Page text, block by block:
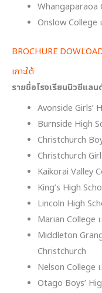
Whangaparaoa
Onslow College
BROCHURE
เกาะใต้
รายชื่อโรงเรียนนิวซีแลน
Avonside Girls’
Burnside High
Christchurch
Christchurch
Kaikorai Valley
King’s High
Lincoln High
Marian College
Middleton
Christchurch
Nelson College
Otago Boys’